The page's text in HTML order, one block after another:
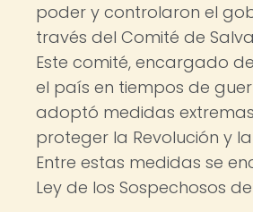
poder y controlaron el
través del Comité de
Este comité, encargado
el país en tiempos de
adoptó medidas
proteger la Revolución y
Entre estas medidas se
Ley de los Sospechosos